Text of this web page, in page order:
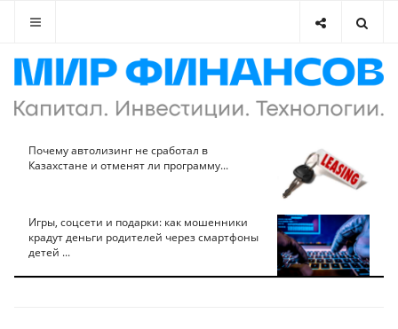
Почему автолизинг не сработал в
Казахстане и отменят ли программу...
Игры, соцсети и подарки: как мошенники
крадут деньги родителей через смартфоны
детей ...